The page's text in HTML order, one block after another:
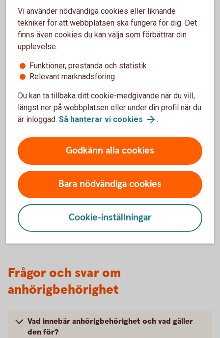
(swedishbankers.se, pdf)
Vad kan du göra med stöd av
anhörigbehörighet?
Nedan är några exempel på ärenden du kan hantera, med
stöd av anhörigbehörighet, hos oss:
Betalning av vardagliga räkningar
Inlösen av bankgiroavier
Begära ersättning för egna utlägg du gjort för vardagliga
inköp åt bankkunden
Överföringar mellan bankkundens egna konton
Frågor och svar om
anhörigbehörighet
Vad innebär anhörigbehörighet och vad gäller
den för?
Vi använder nödvändiga cookies eller liknande
tekniker för att webbplatsen ska fungera för dig. Det
finns även cookies du kan välja som förbättrar din
upplevelse:
Funktioner, prestanda och statistik
Relevant marknadsföring
Du kan ta tillbaka ditt cookie-medgivande när du vill,
längst ner på webbplatsen eller under din profil när du
är inloggad. Så hanterar vi cookies .
Godkänn alla cookies
Bara nödvändiga cookies
Cookie-inställningar